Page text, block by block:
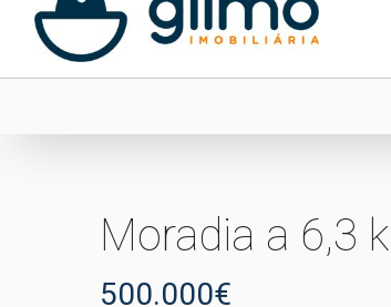
Moradia a 6,3
500.000€